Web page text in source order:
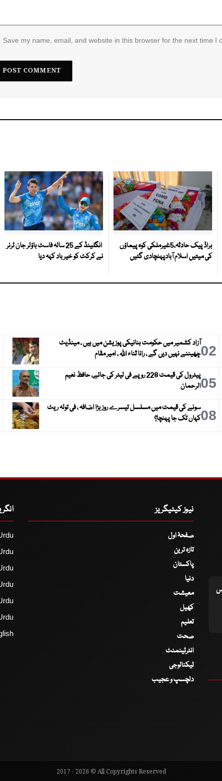
Save my name, email, and website in this browser for the next time I
براڈ پیک حادثہ،5غیرملکی کوہ پیماؤں
کی میتیں اسلام آبادپہنچادی گئیں
انگلینڈ کے 25 سالہ فاسٹ باؤلر جان ٹرنر
نے کرکٹ کو خیر باد کہہ دیا
02آزاد کشمیر میں حکومت بنانیکی پوزیشن میں ہیں ، مینڈیٹ
چھیننے نہیں دیں گے ، رانا ثناء اللہ ، امیر مقام
05
پیٹرول کی قیمت 228 روپے فی لیٹر کی جائے، حافظ نعیم
الرحمان
08سونے کی قیمت میں مسلسل تیسرے روز بڑا اضافہ ، فی تولہ ریٹ
کہاں تک جا پہنچا؟
نیوز کیٹیگریز
صفحۂ اول
تازہ ترین
پاکستان
دنیا
معیشت
کھیل
تعلیم
صحت
انٹرٹینمنٹ
ٹیکنالوجی
دلچسپ و عجیب
2017 - 2026 © All Copyrights Reserved